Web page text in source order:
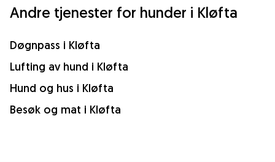
Andre tjenester for hunder i Kløfta
Døgnpass i Kløfta
Lufting av hund i Kløfta
Hund og hus i Kløfta
Besøk og mat i Kløfta